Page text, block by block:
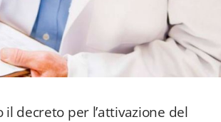
il decreto per l’attivazione del